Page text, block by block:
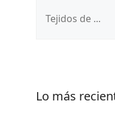
Lo más